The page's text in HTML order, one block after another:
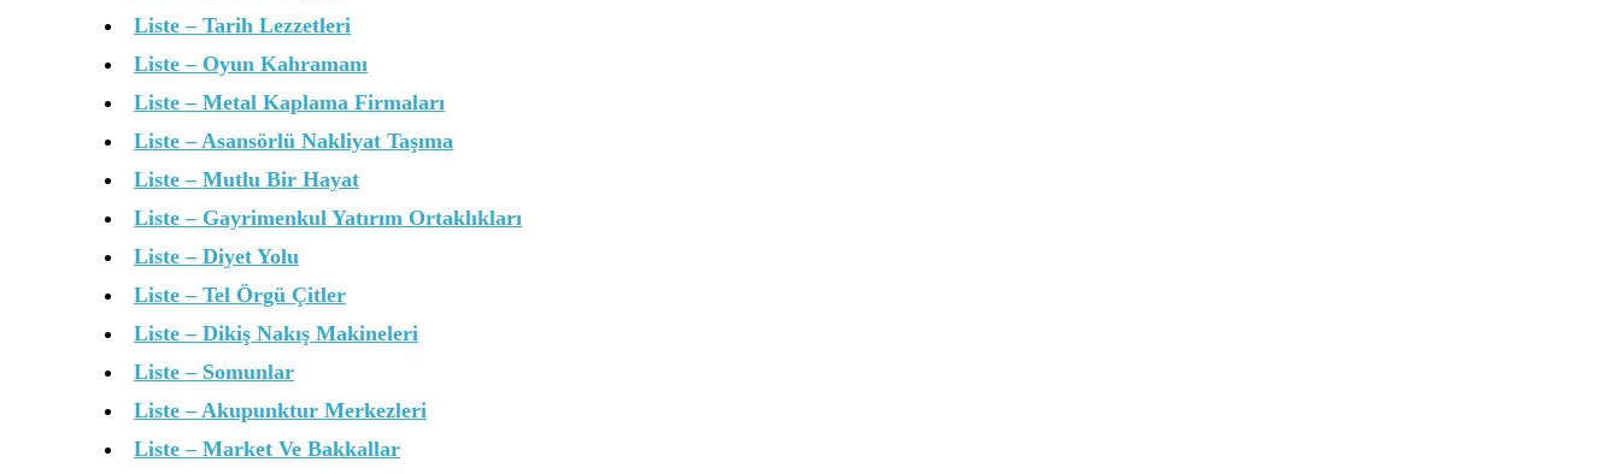
Liste – Tarih Lezzetleri
Liste – Oyun Kahramanı
Liste – Metal Kaplama Firmaları
Liste – Asansörlü Nakliyat Taşıma
Liste – Mutlu Bir Hayat
Liste – Gayrimenkul Yatırım Ortaklıkları
Liste – Diyet Yolu
Liste – Tel Örgü Çitler
Liste – Dikiş Nakış Makineleri
Liste – Somunlar
Liste – Akupunktur Merkezleri
Liste – Market Ve Bakkallar